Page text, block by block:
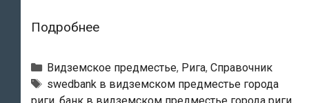
ПодробнееSwedbank
Филиал
«Domina»
Рубрики
Видземское предместье, Рига, Справочник
Тэги
swedbank в видземском предместье города
риги, банк в видземском предместье города риги,